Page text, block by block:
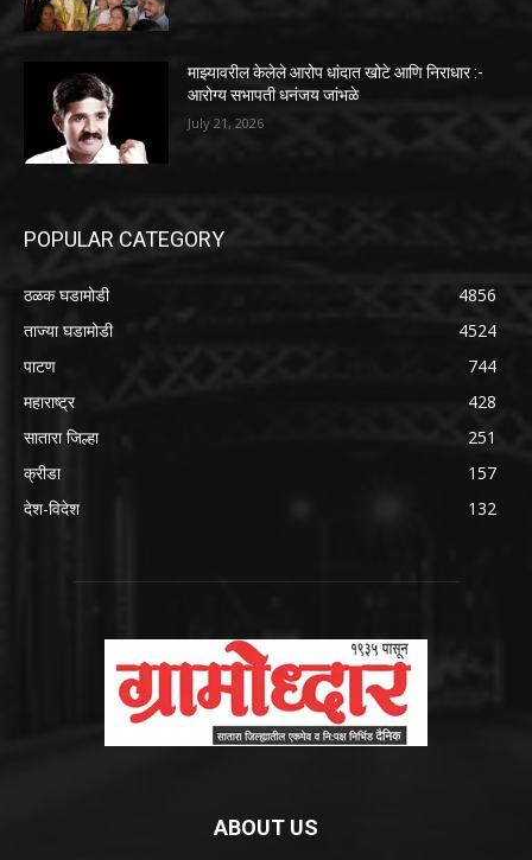
माझ्यावरील केलेले आरोप धांदात खोटे आणि निराधार :-
आरोग्य सभापती धनंजय जांभळे
July 21, 2026
POPULAR CATEGORY
ठळक घडामोडी
4856
ताज्या घडामोडी
4524
पाटण
744
महाराष्ट्र
428
सातारा जिल्हा
251
क्रीडा
157
देश-विदेश
132
ABOUT US